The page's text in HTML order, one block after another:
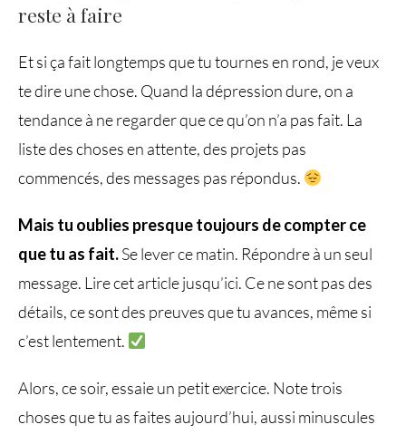
reste à faire
Et si ça fait longtemps que tu tournes en rond, je veux
te dire une chose. Quand la dépression dure, on a
tendance à ne regarder que ce qu’on n’a pas fait. La
liste des choses en attente, des projets pas
commencés, des messages pas répondus.
Mais tu oublies presque toujours de compter ce
que tu as fait.Se lever ce matin. Répondre à un seul
message. Lire cet article jusqu’ici. Ce ne sont pas des
détails, ce sont des preuves que tu avances, même si
c’est lentement.
Alors, ce soir, essaie un petit exercice. Note trois
choses que tu as faites aujourd’hui, aussi minuscules